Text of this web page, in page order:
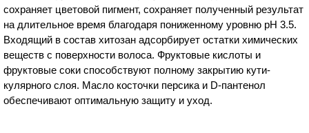
сохраняет цветовой пигмент, сохраняет полученный результат
на длительное время благодаря пониженному уровню рН 3.5.
Входящий в состав хитозан адсорбирует остатки химических
веществ с поверхности волоса. Фруктовые кислоты и
фруктовые соки способствуют полному закрытию кути-
кулярного слоя. Масло косточки персика и D-пантенол
обеспечивают оптимальную защиту и уход.